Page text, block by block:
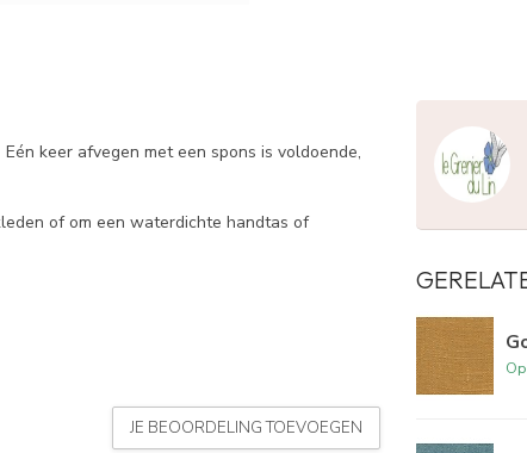
keer afvegen met een spons is voldoende,
of om een waterdichte handtas of
JE BEOORDELING TOEVOEGEN